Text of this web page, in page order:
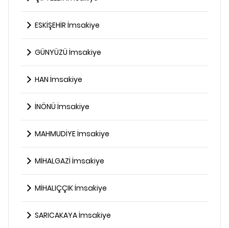
ESKİŞEHİR İmsakiye
GÜNYÜZÜ İmsakiye
HAN İmsakiye
İNÖNÜ İmsakiye
MAHMUDİYE İmsakiye
MİHALGAZİ İmsakiye
MİHALIÇÇIK İmsakiye
SARICAKAYA İmsakiye